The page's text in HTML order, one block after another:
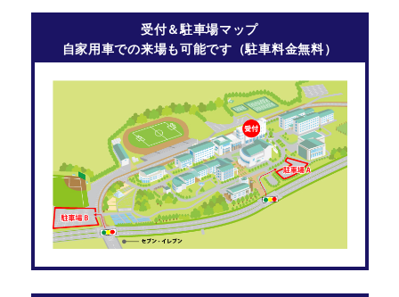
受付＆駐車場マップ
自家用車での来場も可能です（駐車料金無料）